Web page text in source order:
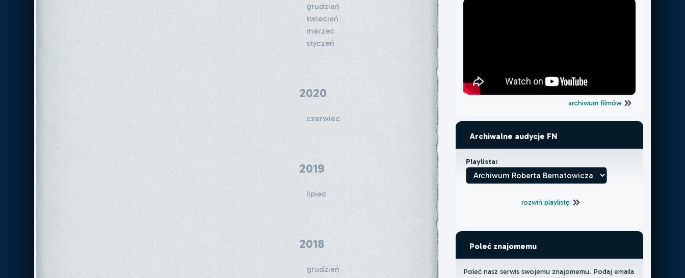
grudzień
kwiecień
marzec
styczeń
2020
czerwiec
2019
lipiec
2018
grudzień
archiwum filmów
Archiwalne audycje FN
Playlista:
rozwiń playlistę
Poleć znajomemu
Poleć nasz serwis swojemu znajomemu. Podaj emaila